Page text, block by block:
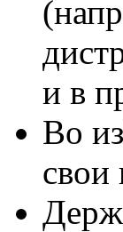
и в
Во
свои